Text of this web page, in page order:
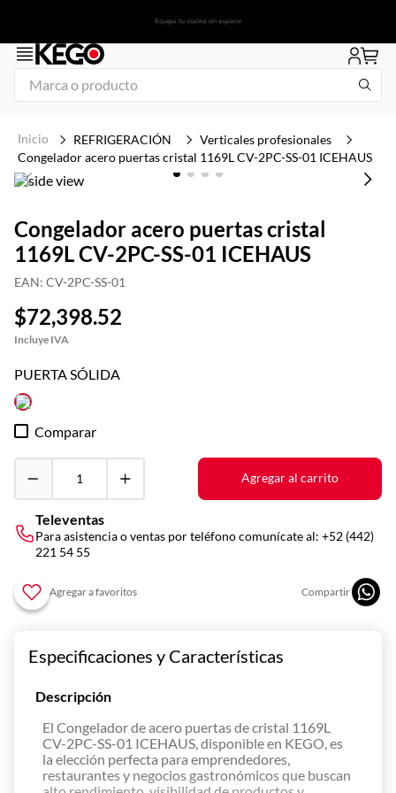
Marca o producto
REFRIGERACIÓN
Verticales profesionales
Congelador acero puertas cristal 1169L CV-2PC-SS-01 ICEHAUS
Congelador acero puertas cristal
1169L CV-2PC-SS-01 ICEHAUS
EAN: CV-2PC-SS-01
$72,398.52
PUERTA SÓLIDA
Comparar
Agregar al carrito
Televentas
Para asistencia o ventas por teléfono comunícate al: +52 (442)
221 54 55
Especificaciones y Características
Descripción
El Congelador de acero puertas de cristal 1169L
CV-2PC-SS-01 ICEHAUS, disponible en KEGO, es
la elección perfecta para emprendedores,
restaurantes y negocios gastronómicos que buscan
2.
congelador
3.
plancha
4
freidora
5 .
mesa refrigerada
6.
1
7.
icehaus
8.
insertos
9 .
parrilla
10